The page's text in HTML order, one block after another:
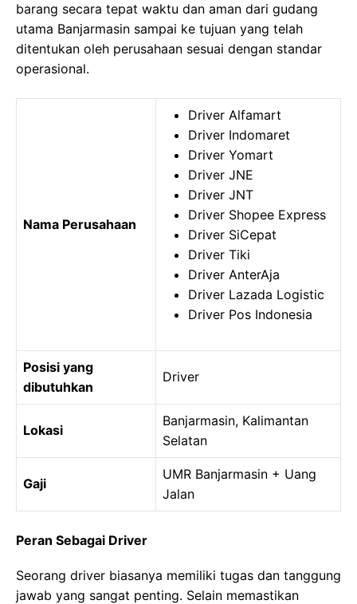
barang secara tepat waktu dan aman dari gudang
utama Banjarmasin sampai ke tujuan yang telah
ditentukan oleh perusahaan sesuai dengan standar
operasional.
Nama Perusahaan
Driver Alfamart
Driver Indomaret
Driver Yomart
Driver JNE
Driver JNT
Driver Shopee Express
Driver SiCepat
Driver Tiki
Driver AnterAja
Driver Lazada Logistic
Driver Pos Indonesia
Posisi yang
dibutuhkan
Driver
Lokasi
Banjarmasin, Kalimantan
Selatan
Gaji
UMR Banjarmasin + Uang
Jalan
Peran Sebagai Driver
Seorang driver biasanya memiliki tugas dan tanggung
jawab yang sangat penting. Selain memastikan